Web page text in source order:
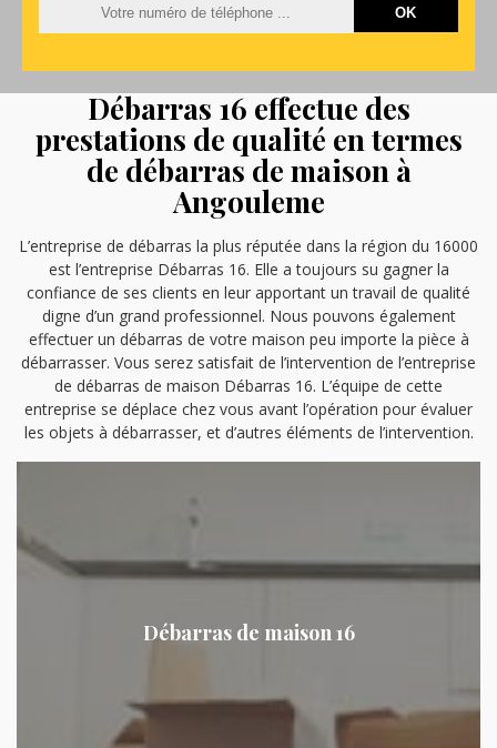
Débarras 16 effectue des
prestations de qualité en termes
de débarras de maison à
Angouleme
L’entreprise de débarras la plus réputée dans la région du 16000
est l’entreprise Débarras 16. Elle a toujours su gagner la
confiance de ses clients en leur apportant un travail de qualité
digne d’un grand professionnel. Nous pouvons également
effectuer un débarras de votre maison peu importe la pièce à
débarrasser. Vous serez satisfait de l’intervention de l’entreprise
de débarras de maison Débarras 16. L’équipe de cette
entreprise se déplace chez vous avant l’opération pour évaluer
les objets à débarrasser, et d’autres éléments de l’intervention.
Débarras de maison 16